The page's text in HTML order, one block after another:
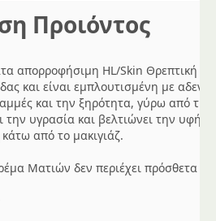
Προιόντος
απορροφήσιμη HL/Skin Θρεπτική
και είναι εμπλουτισμένη με
και την ξηρότητα, γύρω από
την υγρασία και βελτιώνει την
από το μακιγιάζ.
Ματιών δεν περιέχει πρόσθετα